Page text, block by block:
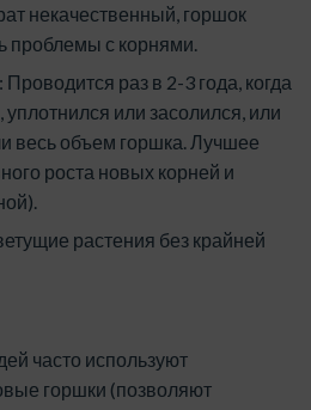
некачественный, горшок
проблемы с корнями.
раз в 2-3 года, когда
уплотнился или засолился, или
весь объем горшка. Лучшее
роста новых корней и
растения без крайней
часто используют
горшки (позволяют